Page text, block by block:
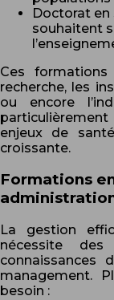
Doctorat en
souhaitent
Ces
recherche, les
ou encore
enjeux de
croissante.
Formations
La gestion
nécessite des
connaissances
management.
besoin :